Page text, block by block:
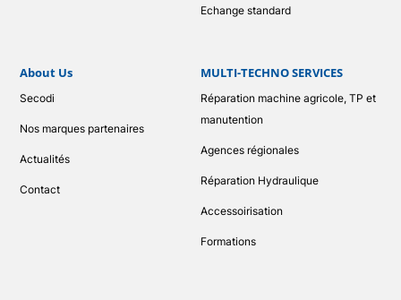
Echange standard
About Us
Secodi
Nos marques partenaires
Actualités
Contact
MULTI-TECHNO SERVICES
Réparation machine agricole, TP et
manutention
Agences régionales
Réparation Hydraulique
Accessoirisation
Formations